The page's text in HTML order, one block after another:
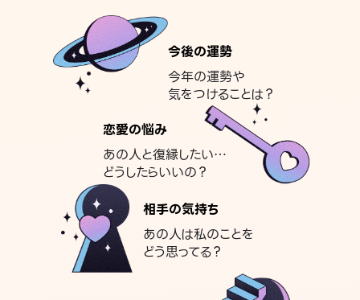
今後の運勢
今年の運勢や
気をつけることは？
恋愛の悩み
あの人と復縁したい…
どうしたらいいの？
相手の気持ち
あの人は私のことを
どう思ってる？